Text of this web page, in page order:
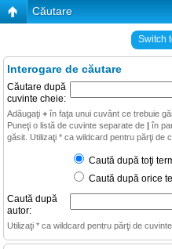
Căutare
Switch
Interogare de căutare
Căutare după
cuvinte cheie:
Adăugaţi + în faţa unui cuvânt ce trebuie
Puneţi o listă de cuvinte separate de | în
găsit. Utilizaţi * ca wildcard pentru părţi de
Caută după toţi
Caută după orice
Caută după
autor:
Utilizaţi * ca wildcard pentru părţi de cuvinte.